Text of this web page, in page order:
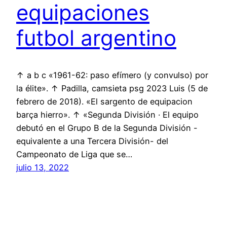
equipaciones
futbol argentino
↑ a b c «1961-62: paso efímero (y convulso) por
la élite». ↑ Padilla, camsieta psg 2023 Luis (5 de
febrero de 2018). «El sargento de equipacion
barça hierro». ↑ «Segunda División · El equipo
debutó en el Grupo B de la Segunda División -
equivalente a una Tercera División- del
Campeonato de Liga que se…
julio 13, 2022